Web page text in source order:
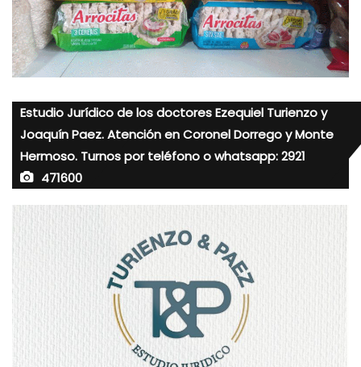
Estudio Jurídico de los doctores Ezequiel Turienzo y
Joaquín Paez. Atención en Coronel Dorrego y Monte
Hermoso. Turnos por teléfono o whatsapp: 2921
471600